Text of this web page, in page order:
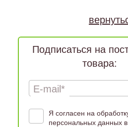
Подписаться на
товара:
E-mail*
Я согласен на
персональных данных в